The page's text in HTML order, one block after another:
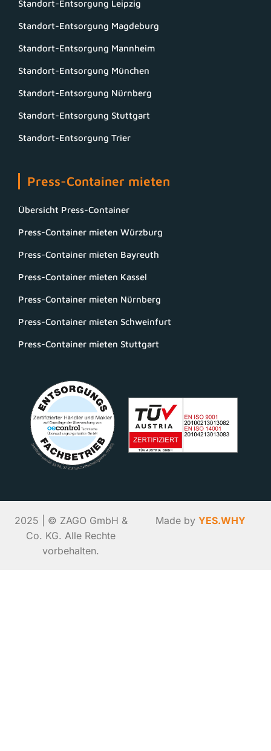
Standort-Entsorgung Leipzig
Standort-Entsorgung Magdeburg
Standort-Entsorgung Mannheim
Standort-Entsorgung München
Standort-Entsorgung Nürnberg
Standort-Entsorgung Stuttgart
Standort-Entsorgung Trier
Press-Container mieten
Übersicht Press-Container
Press-Container mieten Würzburg
Press-Container mieten Bayreuth
Press-Container mieten Kassel
Press-Container mieten Nürnberg
Press-Container mieten Schweinfurt
Press-Container mieten Stuttgart
2025 | © ZAGO GmbH &
Co. KG. Alle Rechte
vorbehalten.
Made by YES.WHY